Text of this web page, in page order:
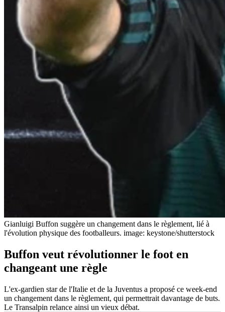
Gianluigi Buffon suggère un changement dans le règlement, lié à
l'évolution physique des footballeurs. image: keystone/shutterstock
Buffon veut révolutionner le foot en
changeant une règle
L'ex-gardien star de l'Italie et de la Juventus a proposé ce week-end
un changement dans le règlement, qui permettrait davantage de buts.
Le Transalpin relance ainsi un vieux débat.